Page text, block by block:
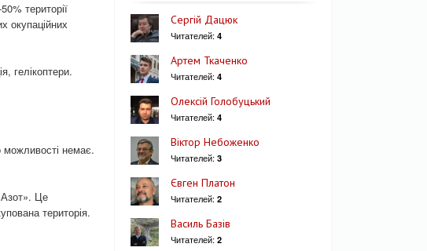
території
окупаційних
гелікоптери.
можливості немає.
Це
територія.
Сергій Дацюк
Читателей: 4
Артем Ткаченко
Читателей: 4
Олексій Голобуцький
Читателей: 4
Віктор Небоженко
Читателей: 3
Євген Платон
Читателей: 2
Василь Базів
Читателей: 2